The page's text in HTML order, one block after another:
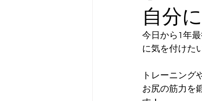
自分
今日から1年
に気を付けた
トレーニング
お尻の筋力を